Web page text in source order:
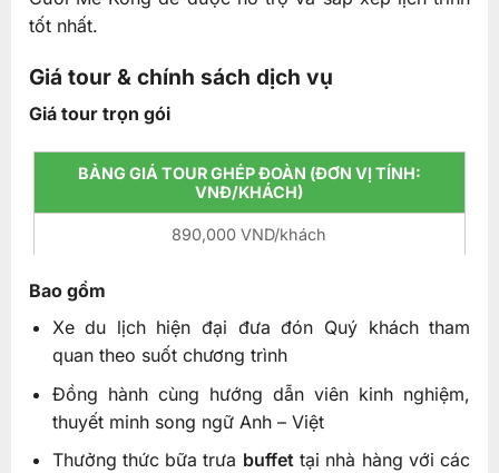
tốt nhất.
Giá tour & chính sách dịch vụ
Giá tour trọn gói
BẢNG GIÁ TOUR GHÉP ĐOÀN (ĐƠN VỊ TÍNH:
VNĐ/KHÁCH)
890,000 VND/khách
Bao gồm
Xe du lịch hiện đại đưa đón Quý khách tham
quan theo suốt chương trình
Đồng hành cùng hướng dẫn viên kinh nghiệm,
thuyết minh song ngữ Anh – Việt
Thưởng thức bữa trưa buffettại nhà hàng với các